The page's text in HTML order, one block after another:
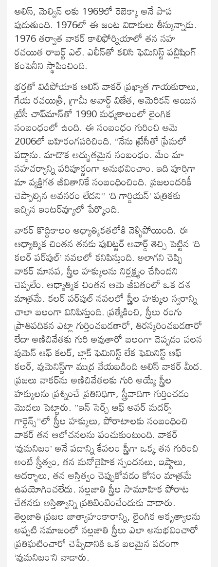
ఆలిస్, మెల్విన్ లకు 1969లో రెబెక్కా అనే పాప
పుడుతుంది. 1976లో ఈ జంట విడాకులు తీస్కున్నారు.
1976 తర్వాత వాకర్‌ కాలిఫోర్నియాలో తన సహ
రచయిత రాబర్ట్‌ ఎల్‌. ఎలీన్‌తో కలిసి ఫెమినిస్ట్‌ పబ్లిషింగ్‌
కంపెనీని స్థాపించింది.
భర్తతో విడిపోయాక ఆలిస్‌ వాకర్‌ ప్రఖ్యాత గాయకురాలు,
గేయ రచయిత్రీ, గ్రామీ అవార్డ్‌ విజేత, అమెరికన్‌ అయిన
ట్రేసీ చాప్‌మాన్‌తో 1990 మధ్యకాలంలో లైంగిక
సంబంధంలో ఉంది. ఈ సంబంధం గురించి ఆమె
2006లో బహిరంగపరిచింది. “నేను ట్రేసీతో ప్రేమలో
పడ్డాను. మాదొక అద్భుతమైన సంబంధం. మేం మా
సహచర్యాన్ని పరిపూర్ణంగా అనుభవించాం. ఇది పూర్తిగా
మా వ్యక్తిగత జీవితానికే సంబంధించింది. ప్రజలందరికీ
చెప్పాల్సిన అవసరం లేదని” ‘ది గార్డియన్‌’ పత్రికకు
ఇచ్చిన ఇంటర్‌వ్యూలో పేర్కొంది.
వాకర్‌ కొద్దికాలం ఆధ్యాత్మికతలోకి వెళ్ళిపోయింది. ఈ
ఆధ్యాత్మిక చింతన తనకు పులిట్జర్‌ అవార్డ్‌ తెచ్చి పెట్టిన ‘ది
కలర్‌ పర్‌పుల్‌’ నవలలో కనిపిస్తుంది. అలాగని చెప్పి
వాకర్‌ మానవ, స్త్రీల హక్కులను నిర్లక్ష్యం చేసిందని
చెప్పలేం. ఆధ్యాత్మిక చింతన ఆమె జీవితంలో ఒక దశ
మాత్రమే. కలర్‌ పర్‌పుల్‌ నవలలో స్త్రీల హక్కుల స్వరాన్ని
చాలా బలంగా వినిపిస్తుంది. ప్రత్యేకించి, స్త్రీలు రంగు
ప్రాతిపదికన ఎట్లా గుర్తించబడతారో, తిరస్కరించబడతారో
లేదా అణిచివేతకు గురి అవుతారో బలంగా చెప్పడం వలన
వుమెన్‌ ఆఫ్‌ కలర్‌, బ్లాక్‌ ఫెమినిస్ట్‌ లేక ఫెమినిస్ట్‌ ఆఫ్‌
కలర్‌, వుమెనిస్ట్‌గా ముద్ర వేయబడింది ఆలిస్‌ వాకర్‌ మీద.
ప్రజలు వాకర్‌ను అణిచివేతలకు గురి అయ్యే స్త్రీల
హక్కులను ప్రశ్నించే ప్రతినిధిగా, స్త్రీవాదిగా గుర్తించడం
మొదలు పెట్టారు. ”ఇన్‌ సెర్చ్‌ ఆఫ్‌ అవర్‌ మదర్స్‌
గార్డెన్స్‌”లో స్త్రీల హక్కులు, పోరాటాలకు సంబంధించి
వాకర్‌ తన ఆలోచనలను పంచుకుంటుంది. వాకర్‌
‘వుమనిజం’ అనే పదాన్ని కేవలం స్త్రీగా ఒక్క తన గురించి
అంటే స్త్రీత్వం, తన మనోదైహిక స్పందనలు, ఇష్టాలు,
ఆదర్శాలు, తన అస్తిత్వం చెప్పుకోవడం కోసం మాత్రమే
ఉపయోగించలేదు. నల్లజాతి స్త్రీల సామూహిక పోరాట
చేతనకు అస్తిత్వాన్ని ప్రతిబింబించేందుకు వాడారు.
తెల్లజాతి ప్రజల జాత్యాహంకారాన్ని, లైంగిక అకృత్యాలను
అప్పటి సమాజంలో నల్లజాతి స్త్రీలు ఎలా అనుభవించారో
ప్రతిఘటించారో చెప్పేదానికి ఒక బలమైన పదంగా
‘వుమనిజం’ని వాడారు.